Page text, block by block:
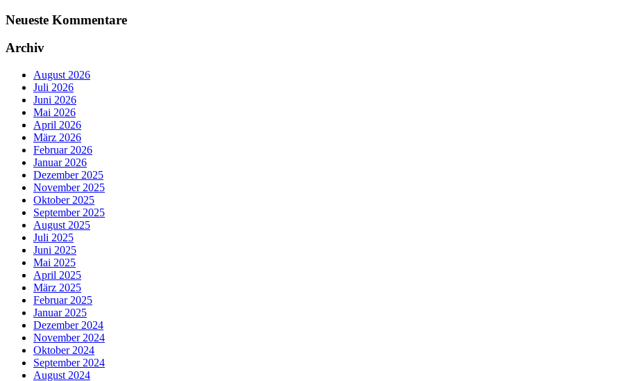
Neueste Kommentare
Archiv
August 2026
Juli 2026
Juni 2026
Mai 2026
April 2026
März 2026
Februar 2026
Januar 2026
Dezember 2025
November 2025
Oktober 2025
September 2025
August 2025
Juli 2025
Juni 2025
Mai 2025
April 2025
März 2025
Februar 2025
Januar 2025
Dezember 2024
November 2024
Oktober 2024
September 2024
August 2024